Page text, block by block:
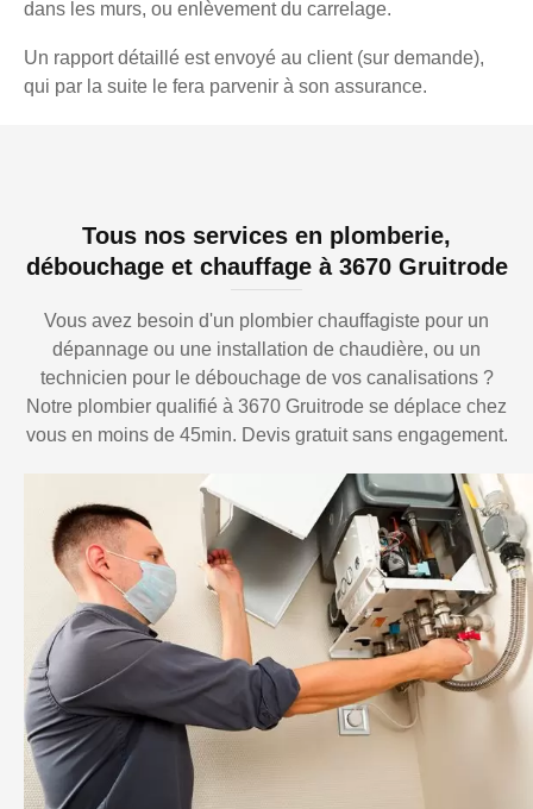
dans les murs, ou enlèvement du carrelage.
Un rapport détaillé est envoyé au client (sur demande),
qui par la suite le fera parvenir à son assurance.
Tous nos services en plomberie,
débouchage et chauffage à 3670 Gruitrode
Vous avez besoin d'un plombier chauffagiste pour un
dépannage ou une installation de chaudière, ou un
technicien pour le débouchage de vos canalisations ?
Notre plombier qualifié à 3670 Gruitrode se déplace chez
vous en moins de 45min. Devis gratuit sans engagement.